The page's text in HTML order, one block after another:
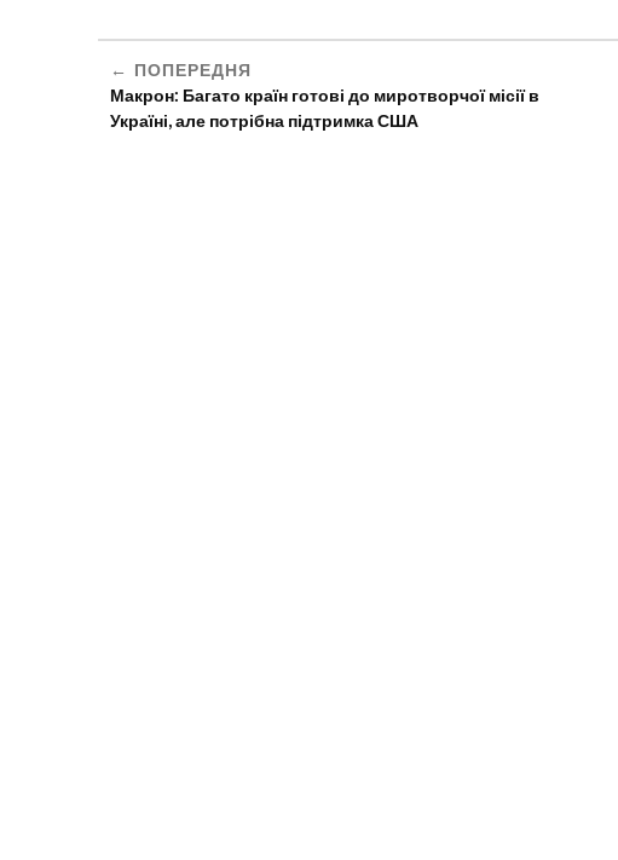
ПОПЕРЕДНЯ
Макрон: Багато країн готові до миротворчої місії в
Україні, але потрібна підтримка США